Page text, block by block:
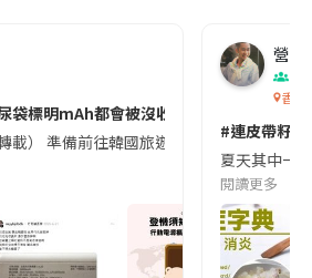
袋標明mAh都會被沒收😱出發前切記檢查
轉載） 準備前往韓國旅遊的民眾，近期要
營養
香港
#連皮帶籽
夏天其中一
閱讀更多